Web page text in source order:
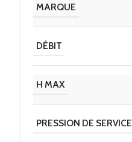
MARQUE
DÉBIT
H MAX
PRESSION DE SERVICE